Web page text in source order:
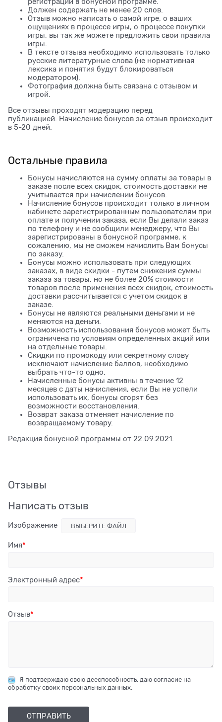
регистрации в бонусной программе.
Должен содержать не менее 20 слов.
Отзыв можно написать о самой игре, о ваших
ощущениях в процессе игры, о процессе покупки
игры, вы так же можете предложить свои правила
игры.
В тексте отзыва необходимо использовать только
русские литературные слова (не нормативная
лексика и понятия будут блокироваться
модератором).
Фотография должна быть связана с отзывом и
игрой.
Все отзывы проходят модерацию перед
публикацией. Начисление бонусов за отзыв происходит
в 5-20 дней.
Остальные правила
Бонусы начисляются на сумму оплаты за товары в
заказе после всех скидок, стоимость доставки не
учитывается при начислении бонусов.
Начисление бонусов происходит только в личном
кабинете зарегистрированным пользователям при
оплате и получении заказа, если Вы делали заказ
по телефону и не сообщили менеджеру, что Вы
зарегистрированы в бонусной программе, к
сожалению, мы не сможем начислить Вам бонусы
по заказу.
Бонусы можно использовать при следующих
заказах, в виде скидки - путем снижения суммы
заказа за товары, но не более 20% стоимости
товаров после применения всех скидок, стоимость
доставки рассчитывается с учетом скидок в
заказе.
Бонусы не являются реальными деньгами и не
меняются на деньги.
Возможность использования бонусов может быть
ограничена по условиям определенных акций или
на отдельные товары.
Скидки по промокоду или секретному слову
исключают начисление баллов, необходимо
выбрать что-то одно.
Начисленные бонусы активны в течение 12
месяцев с даты начисления, если Вы не успели
использовать их, бонусы сгорят без
возможности восстановления.
Возврат заказа отменяет начисление по
возвращаемому товару.
Редакция бонусной программы от 22.09.2021.
Отзывы
Написать отзыв
Изображение ВЫБЕРИТЕ ФАЙЛ
Имя
Электронный адрес
Отзыв
Я подтверждаю свою дееспособность, даю согласие на
обработку своих персональных данных.